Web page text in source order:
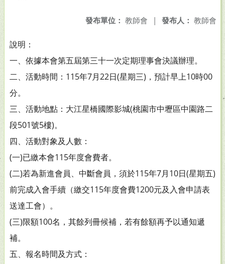
發布人： 教師會
發布單位： 教師會 |
說明：
一、依據本會第五屆第三十一次定期理事會決議辦理。
二、活動時間：115年7月22日(星期三)，預計早上10時00
分。
三、活動地點：大江星橋國際影城(桃園市中壢區中園路二
段501號5樓)。
四、活動對象及人數：
(一)已繳本會115年度會費者。
(二)若為新進會員、中斷會員，須於115年7月10日(星期五)
前完成入會手續（繳交115年度會費1200元及入會申請表
送達工會）。
(三)限額100名，其餘列冊候補，若有餘額再予以通知遞
補。
五、報名時間及方式：